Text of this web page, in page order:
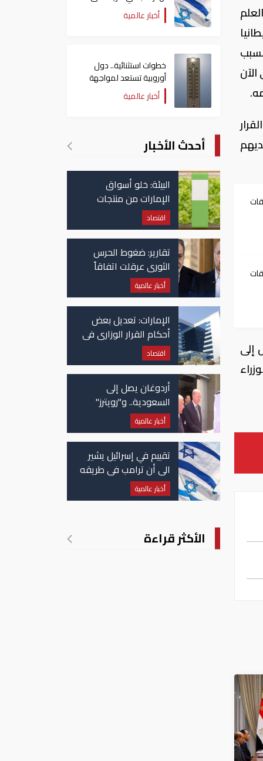
إلى
إبرام اتفاق مع إيران
أخبار عالمية
خطوات استثنائية.. دول
أوروبية تستعد لمواجهة
موجة حر غير مسبوقة
أخبار عالمية
أحدث الأخبار
البيئة: خلو أسواق
الإمارات من منتجات
الخس المرتبطة بتفشي
داء السيكلوسبورا
اقتصاد
تقارير: ضغوط الحرس
الثوري عرقلت اتفاقاً
وشيكاً حول هرمز
أخبار عالمية
الإمارات: تعديل بعض
أحكام القرار الوزاري في
شأن الضريبة على
الشركات والأعمال
اقتصاد
أردوغان يصل إلى
السعودية.. و"رويترز"
تكشف تفاصيل الاتفاق
المرتقب
أخبار عالمية
تقييم في إسرائيل يشير
الى أن ترامب في طريقه
الى إبرام اتفاق مع إيران
أخبار عالمية
الأكثر قراءة